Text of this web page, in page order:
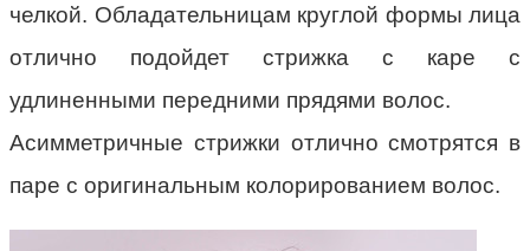
челкой. Обладательницам круглой формы лица
отлично подойдет стрижка с каре с
удлиненными передними прядями волос.
Асимметричные стрижки отлично смотрятся в
паре с оригинальным колорированием волос.